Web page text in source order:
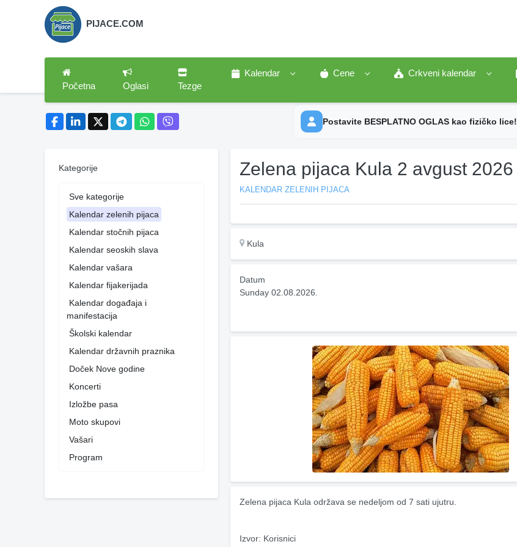
PIJACE.COM
Početna Oglasi Tezge
Kalendar Cene Crkveni kalendar
Postavite BESPLATNO OGLAS kao fizičko lice!
Kategorije
Sve kategorije
Kalendar zelenih pijaca
Kalendar stočnih pijaca
Kalendar seoskih slava
Kalendar vašara
Kalendar fijakerijada
Kalendar događaja i
manifestacija
Školski kalendar
Kalendar državnih praznika
Doček Nove godine
Koncerti
Izložbe pasa
Moto skupovi
Vašari
Program
Zelena pijaca Kula 2 avgust 2026
KALENDAR ZELENIH PIJACA
Kula
Datum
Sunday 02.08.2026.
Zelena pijaca Kula održava se nedeljom od 7 sati ujutru.
Izvor: Korisnici